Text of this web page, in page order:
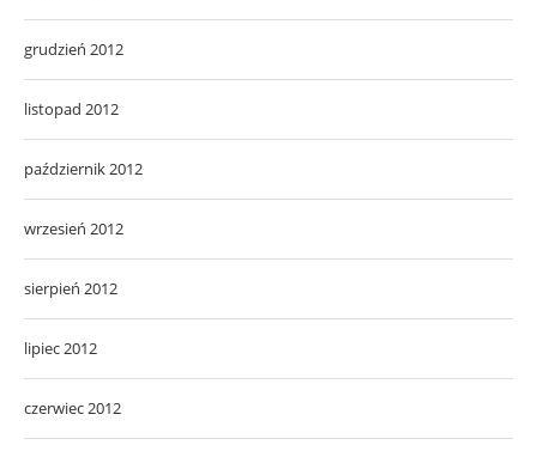
grudzień 2012
listopad 2012
październik 2012
wrzesień 2012
sierpień 2012
lipiec 2012
czerwiec 2012